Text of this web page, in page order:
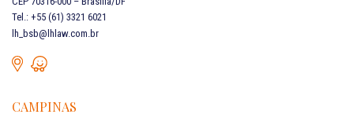
Tel.: +55 (61) 3321 6021
lh_bsb@lhlaw.com.br
CAMPINAS